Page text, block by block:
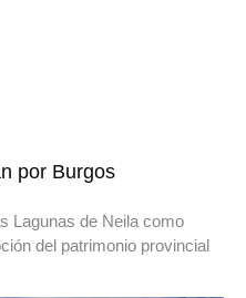
por Burgos
Lagunas de Neila como
del patrimonio provincial